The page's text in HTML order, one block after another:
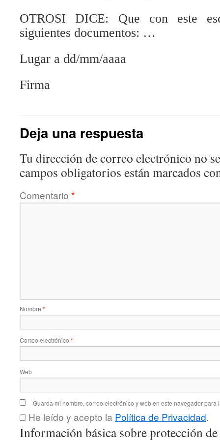
OTROSI DICE: Que con este
siguientes documentos: …
Lugar a dd/mm/aaaa
Firma
Deja una respuesta
Tu dirección de correo electrónico no
campos obligatorios están marcados
Comentario *
Nombre *
Correo electrónico *
Web
Guarda mi nombre, correo electrónico y web en este navegador para
He leído y acepto la Política de Privacidad.
Información básica sobre protección de